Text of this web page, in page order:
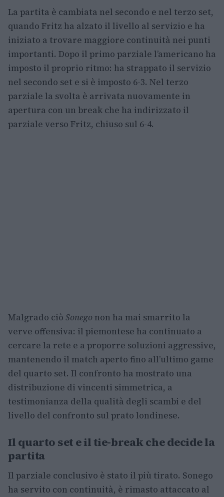
La partita è cambiata nel secondo e nel terzo set,
quando Fritz ha alzato il livello al servizio e ha
iniziato a trovare maggiore continuità nei punti
importanti. Dopo il primo parziale l’americano ha
imposto il proprio ritmo: ha strappato il servizio
nel secondo set e si è imposto 6-3. Nel terzo
parziale la svolta è arrivata nuovamente in
apertura con un break che ha indirizzato il
parziale verso Fritz, chiuso sul 6-4.
Malgrado ciò Sonego non ha mai smarrito la
verve offensiva: il piemontese ha continuato a
cercare la rete e a proporre soluzioni aggressive,
mantenendo il match aperto fino all’ultimo game
del quarto set. Il confronto ha mostrato una
distribuzione di vincenti simmetrica, a
testimonianza della qualità degli scambi e del
livello del confronto sul prato londinese.
Il quarto set e il tie-break che decide la
partita
Il parziale conclusivo è stato il più tirato. Sonego
ha servito con continuità, è rimasto attaccato al